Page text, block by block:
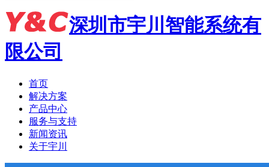
深圳市宇川智能系统有
限公司
首页
解决方案
产品中心
服务与支持
新闻资讯
关于宇川